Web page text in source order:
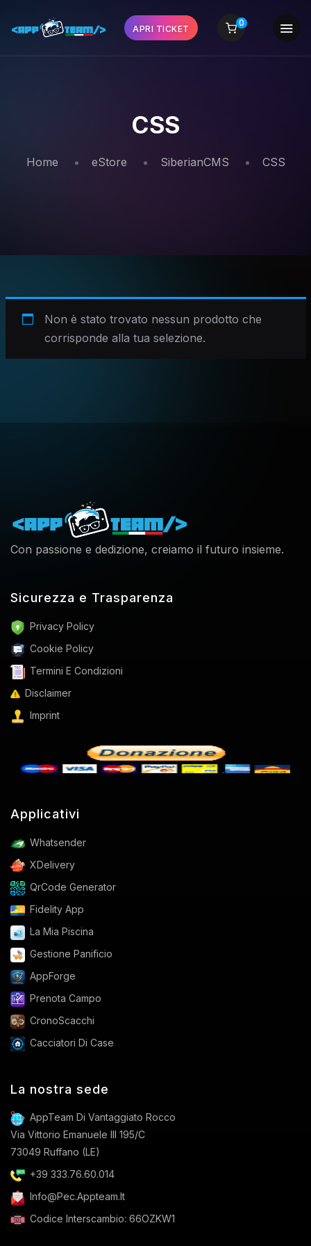
APRI TICKET
0
CSS
Home eStore SiberianCMS CSS
Non è stato trovato nessun prodotto che
corrisponde alla tua selezione.
Con passione e dedizione, creiamo il futuro insieme.
Sicurezza e Trasparenza
Privacy Policy
Cookie Policy
Termini E Condizioni
Disclaimer
Imprint
Applicativi
Whatsender
XDelivery
QrCode Generator
Fidelity App
La Mia Piscina
Gestione Panificio
AppForge
Prenota Campo
CronoScacchi
Cacciatori Di Case
La nostra sede
AppTeam Di Vantaggiato Rocco
Via Vittorio Emanuele III 195/C
73049 Ruffano (LE)
+39 333.76.60.014
Info@pec.appteam.it
Codice Interscambio: 66OZKW1